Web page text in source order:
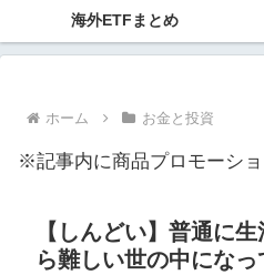
海外ETFまとめ
ホーム お金と投資
※記事内に商品プロモーシ
【しんどい】普通に
ら難しい世の中になっ